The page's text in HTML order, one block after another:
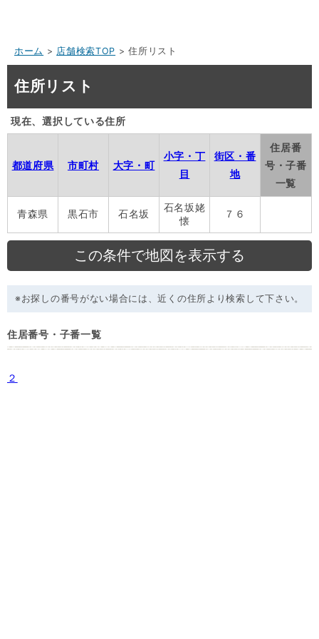
ホーム > 店舗検索TOP > 住所リスト
住所リスト
現在、選択している住所
都道府県 市町村 大字・町
小字・丁
目
街区・番
地
住居番
号・子番
一覧
青森県 黒石市 石名坂
石名坂姥
懐
７６
※お探しの番号がない場合には、近くの住所より検索して下さい。
住居番号・子番一覧
２